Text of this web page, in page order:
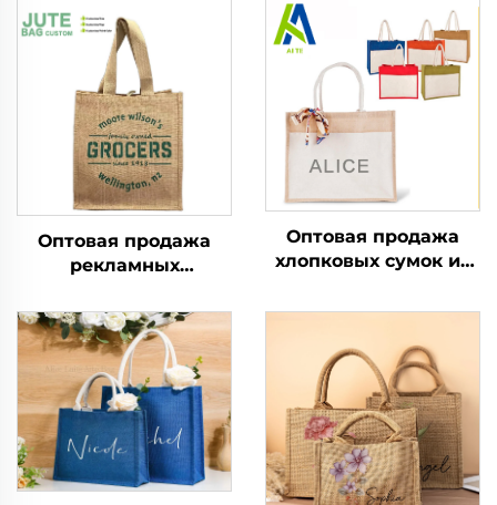
Оптовая продажа
рекламных
многоразовых сумок
для покупок для
женщин, с логотипом,
из мешковины/
джута, упаковка для
использования на
открытом воздухе
Оптовая продажа
хлопковых сумок из
узором из букв, с
экологически чистые,
размерами до
крупных